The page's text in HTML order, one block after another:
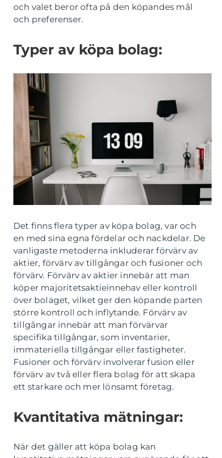
och valet beror ofta på den köpandes mål
och preferenser.
Typer av köpa bolag:
Det finns flera typer av köpa bolag, var och
en med sina egna fördelar och nackdelar. De
vanligaste metoderna inkluderar förvärv av
aktier, förvärv av tillgångar och fusioner och
förvärv. Förvärv av aktier innebär att man
köper majoritetsaktieinnehav eller kontroll
över bolaget, vilket ger den köpande parten
större kontroll och inflytande. Förvärv av
tillgångar innebär att man förvärvar
specifika tillgångar, som inventarier,
immateriella tillgångar eller fastigheter.
Fusioner och förvärv involverar fusion eller
förvärv av två eller flera bolag för att skapa
ett starkare och mer lönsamt företag.
Kvantitativa mätningar:
När det gäller att köpa bolag kan